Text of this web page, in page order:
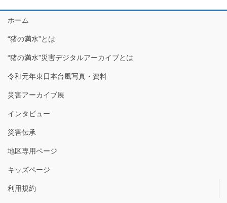
ホーム
“猪の満水”とは
“猪の満水”災害デジタルアーカイブとは
令和元年東日本台風写真・資料
災害アーカイブ展
インタビュー
災害伝承
地区専用ページ
キッズページ
利用規約